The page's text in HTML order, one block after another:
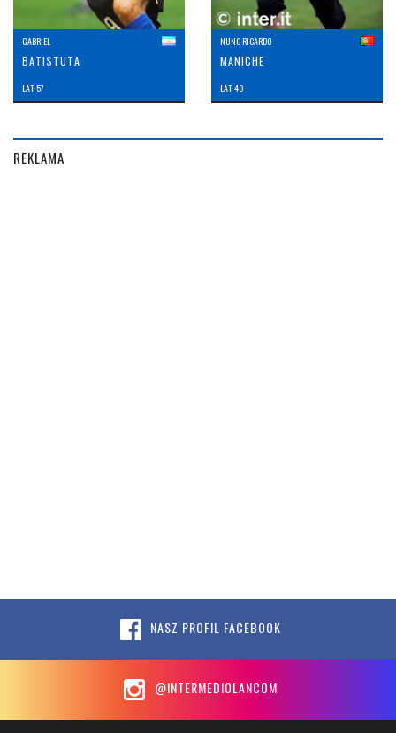
GABRIEL
BATISTUTA
LAT: 57
NUNO RICARDO
MANICHE
LAT: 49
REKLAMA
NASZ PROFIL FACEBOOK
@INTERMEDIOLANCOM